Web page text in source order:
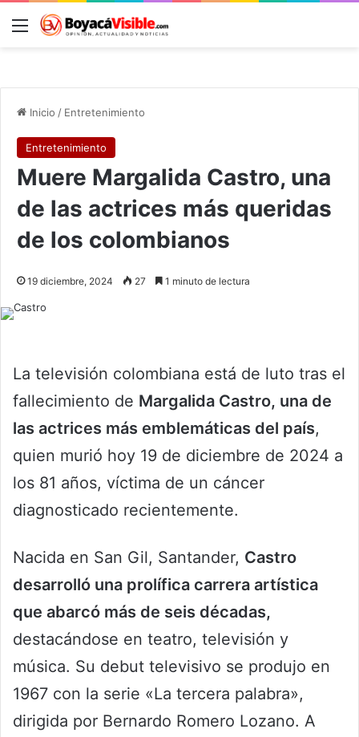
Menú
Inicio / Entretenimiento
Entretenimiento
Muere Margalida Castro, una
de las actrices más queridas
de los colombianos
19 diciembre, 2024 27 1 minuto de lectura
La televisión colombiana está de luto tras el
fallecimiento de Margalida Castro, una de
las actrices más emblemáticas del país,
quien murió hoy 19 de diciembre de 2024 a
los 81 años, víctima de un cáncer
diagnosticado recientemente.
Nacida en San Gil, Santander, Castro
desarrolló una prolífica carrera artística
que abarcó más de seis décadas,
destacándose en teatro, televisión y
música. Su debut televisivo se produjo en
1967 con la serie «La tercera palabra»,
dirigida por Bernardo Romero Lozano. A